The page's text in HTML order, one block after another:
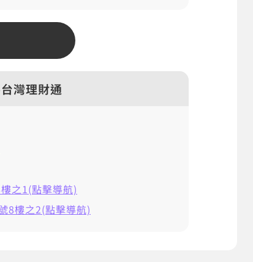
灣理財通
之1(點擊導航)
8樓之2(點擊導航)